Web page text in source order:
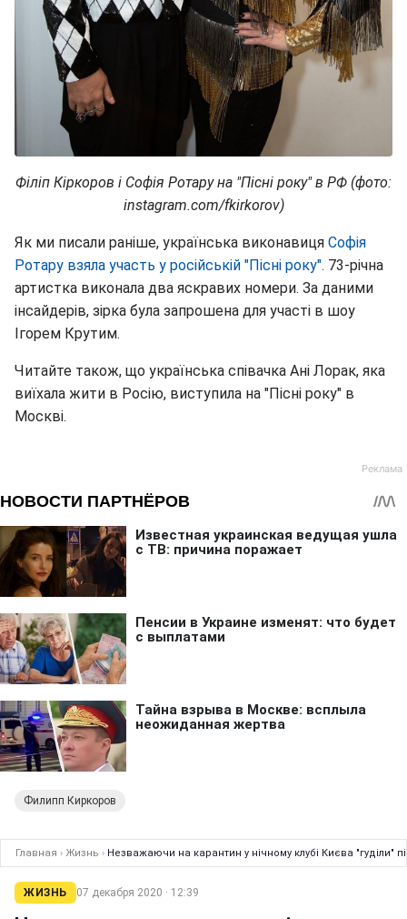
Філіп Кіркоров і Софія Ротару на "Пісні року" в РФ (фото:
instagram.com/fkirkorov)
Як ми писали раніше, українська виконавиця Софія
Ротару взяла участь у російській "Пісні року". 73-річна
артистка виконала два яскравих номери. За даними
інсайдерів, зірка була запрошена для участі в шоу
Ігорем Крутим.
Читайте також, що українська співачка Ані Лорак, яка
виїхала жити в Росію, виступила на "Пісні року" в
Москві.
Филипп Киркоров
Главная › Жизнь › Незважаючи на карантин у нічному клубі Києва "гуділи"
ЖИЗНЬ 07 декабря 2020 · 12:39